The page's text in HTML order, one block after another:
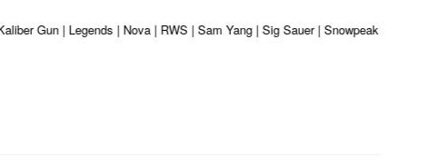
Gun | Legends | Nova | RWS | Sam Yang | Sig Sauer | Snowpeak |